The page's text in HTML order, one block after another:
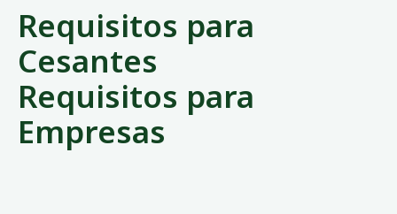
Requisitos para
Cesantes
Requisitos para
Empresas